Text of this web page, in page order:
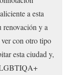
a esta
renovación y a
con otro tipo
esta ciudad y,
LGBTIQA+